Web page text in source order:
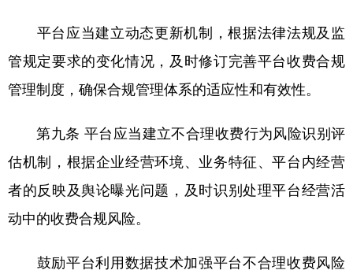
平台应当建立动态更新机制，根据法律法规及监
管规定要求的变化情况，及时修订完善平台收费合规
管理制度，确保合规管理体系的适应性和有效性。
第九条 平台应当建立不合理收费行为风险识别评
估机制，根据企业经营环境、业务特征、平台内经营
者的反映及舆论曝光问题，及时识别处理平台经营活
动中的收费合规风险。
鼓励平台利用数据技术加强平台不合理收费风险